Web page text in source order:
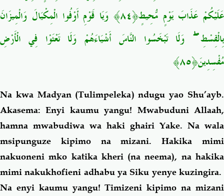
عَلَيْكُمْ عَذَابَ يَوْمٍ مُّحِيطٍ﴿٨٤﴾
وَيَا قَوْمِ أَوْفُوا الْمِكْيَالَ وَالْمِيزَانَ
بِالْقِسْطِۖ وَلَا تَبْخَسُوا النَّاسَ أَشْيَاءَهُمْ وَلَا تَعْثَوْا فِي الْأَرْضِ
مُفْسِدِينَ﴿٨٥﴾
Na kwa Madyan (Tulimpeleka) ndugu yao Shu’ayb.
Akasema: Enyi kaumu yangu! Mwabuduni Allaah,
hamna mwabudiwa wa haki ghairi Yake. Na wala
msipunguze kipimo na mizani. Hakika mimi
nakuoneni mko katika kheri (na neema), na hakika
mimi nakukhofieni adhabu ya Siku yenye kuzingira.
Na enyi kaumu yangu! Timizeni kipimo na mizani